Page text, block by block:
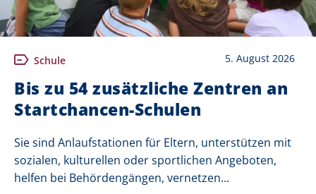
Schule 5. August 2026
Bis zu 54 zusätzliche Zentren an
Startchancen-Schulen
Sie sind Anlaufstationen für Eltern, unterstützen mit
sozialen, kulturellen oder sportlichen Angeboten,
helfen bei Behördengängen, vernetzen...